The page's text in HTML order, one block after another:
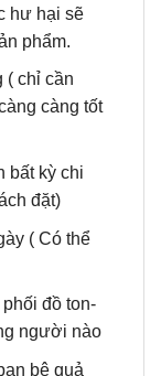
hư hại sẽ
phẩm.
( chỉ cần
càng tốt
bất kỳ chi
đặt)
( Có thể
đồ ton-
người nào
bê quả